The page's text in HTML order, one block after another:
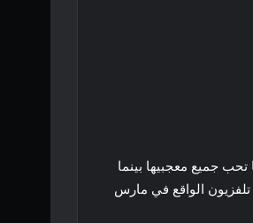
جميع معجبيها بينما
الواقع في مارس